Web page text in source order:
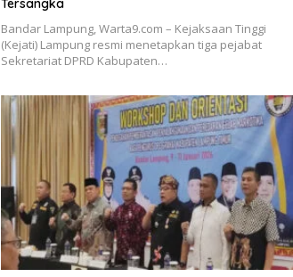
Tersangka
Bandar Lampung, Warta9.com – Kejaksaan Tinggi
(Kejati) Lampung resmi menetapkan tiga pejabat
Sekretariat DPRD Kabupaten…